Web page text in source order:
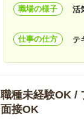
職場の様子 活
仕事の仕方 テ
職種未経験OK /
面接OK